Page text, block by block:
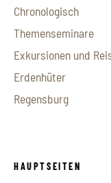
Chronologisch
Themenseminare
Exkursionen und
Erdenhüter
Regensburg
HAUPTSEITEN